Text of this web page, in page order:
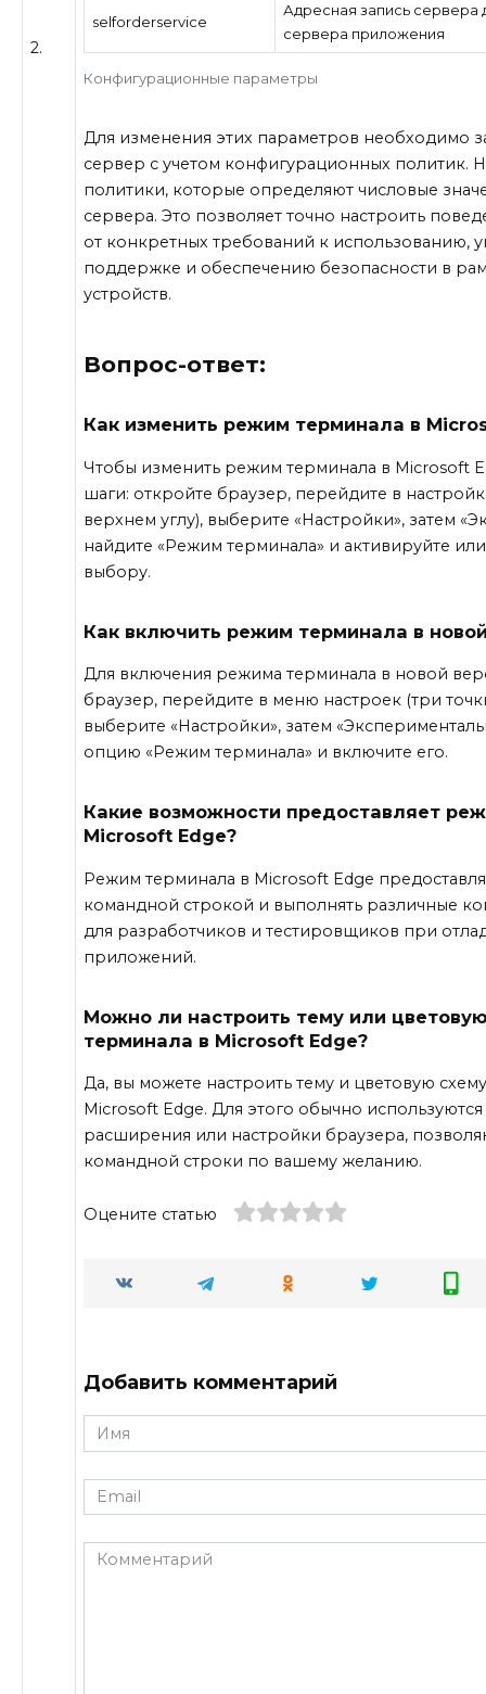
2.
Конфигурационные параметры
selforderservice
Адресная запись сервера
сервера приложения
Для изменения этих параметров необходимо
сервер с учетом конфигурационных политик.
политики, которые определяют числовые
сервера. Это позволяет точно настроить
от конкретных требований к использованию,
поддержке и обеспечению безопасности в
устройств.
Вопрос-ответ:
Как изменить режим терминала в
Чтобы изменить режим терминала в Microsoft
шаги: откройте браузер, перейдите в
верхнем углу), выберите «Настройки», затем
найдите «Режим терминала» и активируйте
выбору.
Как включить режим терминала в
Для включения режима терминала в новой
браузер, перейдите в меню настроек (три
выберите «Настройки», затем
опцию «Режим терминала» и включите его.
Какие возможности предоставляет
Microsoft Edge?
Режим терминала в Microsoft Edge
командной строкой и выполнять различные
для разработчиков и тестировщиков при
приложений.
Можно ли настроить тему или
терминала в Microsoft Edge?
Да, вы можете настроить тему и цветовую
Microsoft Edge. Для этого обычно
расширения или настройки браузера,
командной строки по вашему желанию.
Оцените статью
Добавить комментарий
Имя
*
Email
*
Комментарий